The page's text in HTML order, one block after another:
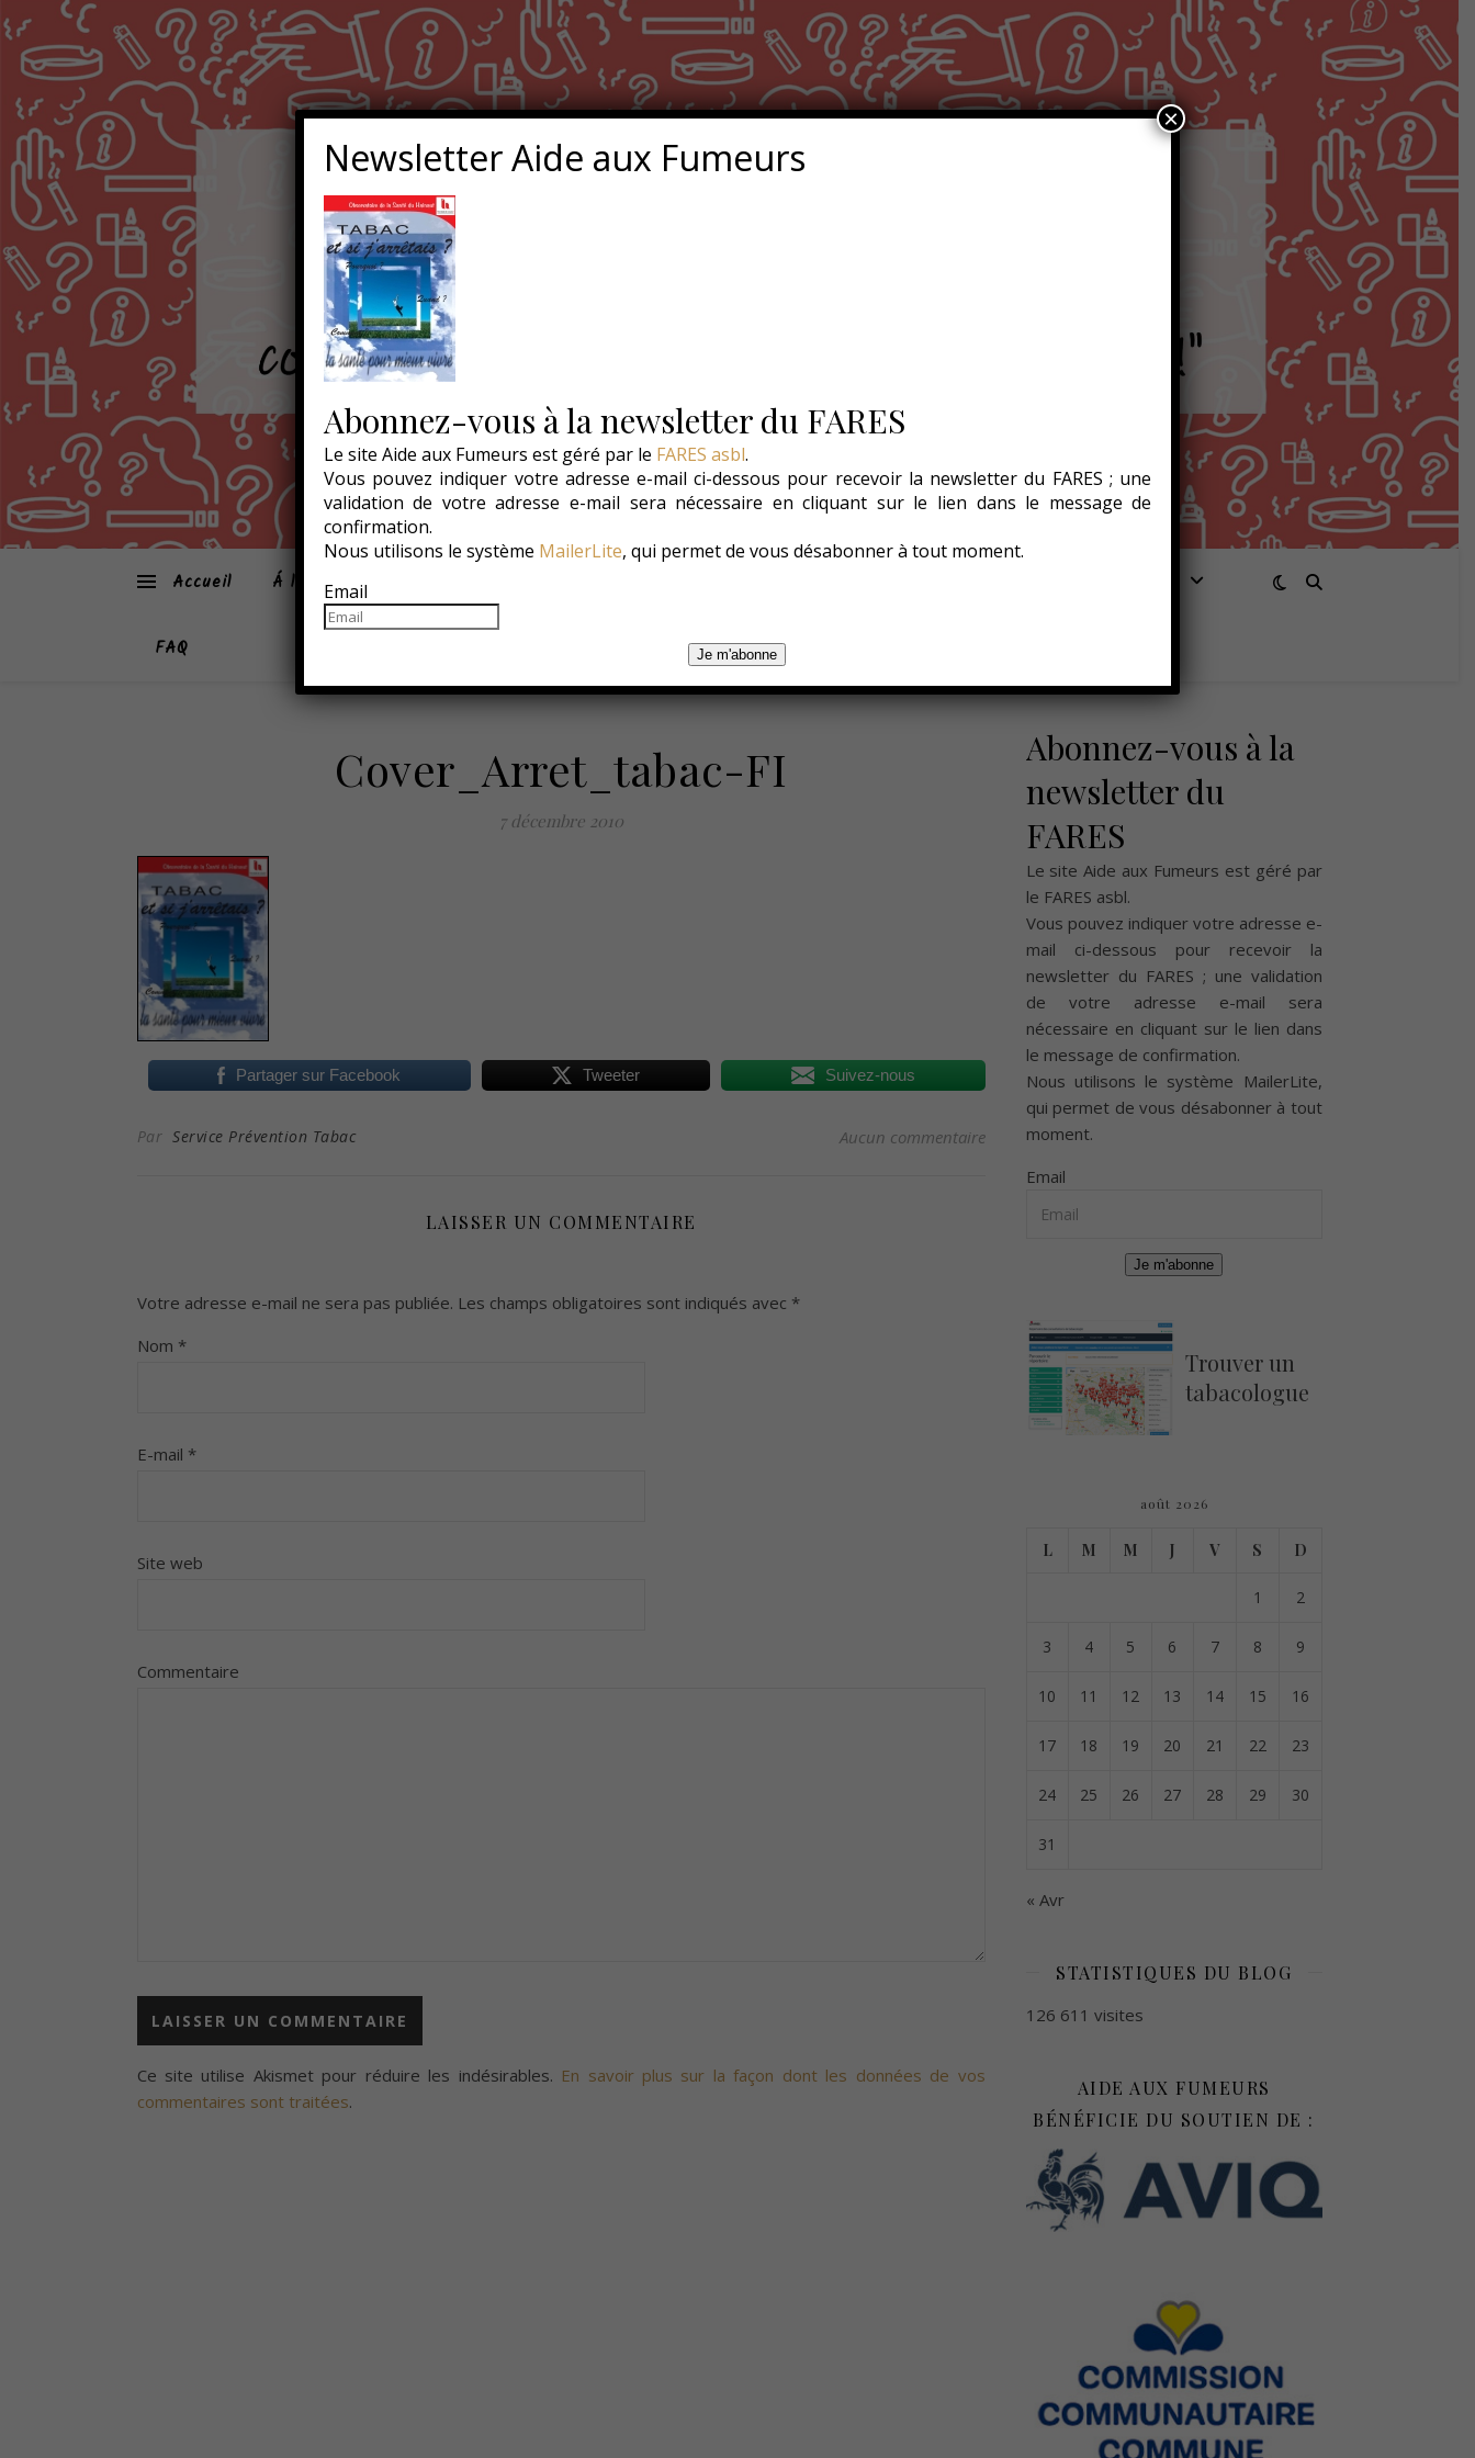
Accueil Á la une
FAQ
Cover_Arret_tabac-FI
7 décembre 2010
Partager sur Facebook Tweeter Suivez-nous
Par Service Prévention Tabac Aucun commentaire
LAISSER UN COMMENTAIRE
Votre adresse e-mail ne sera pas publiée. Les champs obligatoires sont indiqués avec *
Nom *
E-mail *
Site web
Commentaire
Ce site utilise Akismet pour réduire les indésirables. En savoir plus sur la façon dont les données de vos
commentaires sont traitées.
Abonnez-vous à la
newsletter du
FARES
Le site Aide aux Fumeurs est géré par
le FARES asbl.
Vous pouvez indiquer votre adresse e-
mail ci-dessous pour recevoir la
newsletter du FARES ; une validation
de votre adresse e-mail sera
nécessaire en cliquant sur le lien dans
le message de confirmation.
Nous utilisons le système MailerLite,
qui permet de vous désabonner à tout
moment.
Email
Je m'abonne
Trouver un
tabacologue
août 2026
L M M J V S D
1 2
3 4 5 6 7 8 9
10 11 12 13 14 15 16
17 18 19 20 21 22 23
24 25 26 27 28 29 30
31
« Avr
STATISTIQUES DU BLOG
126 611 visites
AIDE AUX FUMEURS
BÉNÉFICIE DU SOUTIEN DE :
Newsletter Aide aux Fumeurs
Abonnez-vous à la newsletter du FARES
Le site Aide aux Fumeurs est géré par le FARES asbl.
Vous pouvez indiquer votre adresse e-mail ci-dessous pour recevoir la newsletter du FARES ; une
validation de votre adresse e-mail sera nécessaire en cliquant sur le lien dans le message de
confirmation.
Nous utilisons le système MailerLite, qui permet de vous désabonner à tout moment.
Email
Je m'abonne
×